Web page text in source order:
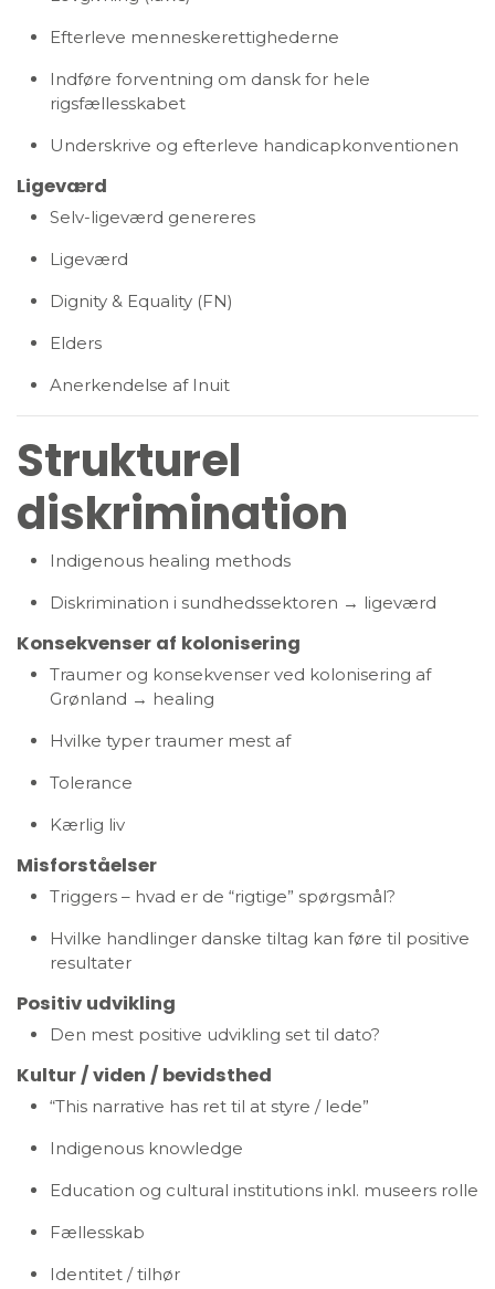
Efterleve menneskerettighederne
Indføre forventning om dansk for hele
rigsfællesskabet
Underskrive og efterleve handicapkonventionen
Ligeværd
Selv-ligeværd genereres
Ligeværd
Dignity & Equality (FN)
Elders
Anerkendelse af Inuit
Strukturel
diskrimination
Indigenous healing methods
Diskrimination i sundhedssektoren → ligeværd
Konsekvenser af kolonisering
Traumer og konsekvenser ved kolonisering af
Grønland → healing
Hvilke typer traumer mest af
Tolerance
Kærlig liv
Misforståelser
Triggers – hvad er de “rigtige” spørgsmål?
Hvilke handlinger danske tiltag kan føre til positive
resultater
Positiv udvikling
Den mest positive udvikling set til dato?
Kultur / viden / bevidsthed
“This narrative has ret til at styre / lede”
Indigenous knowledge
Education og cultural institutions inkl. museers rolle
Fællesskab
Identitet / tilhør